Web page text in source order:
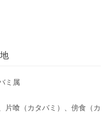
ミ属
喰（カタバミ）、傍食（カ